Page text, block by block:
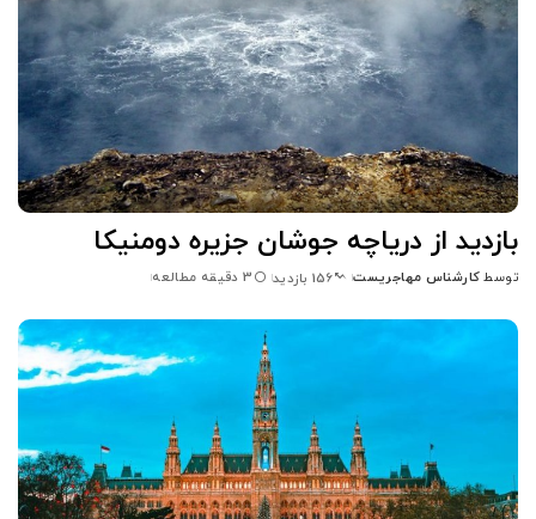
بازدید از دریاچه جوشان جزیره دومنیکا
توسط کارشناس مهاجریست 156 بازدید 3 دقیقه مطالعه